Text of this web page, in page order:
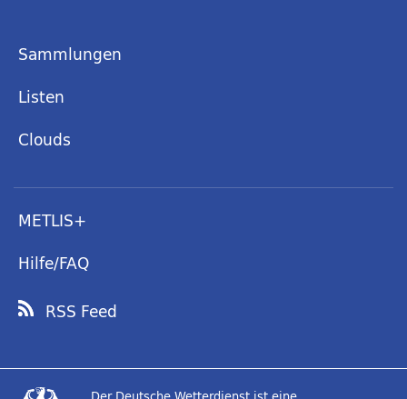
Sammlungen
Listen
Clouds
METLIS+
Hilfe/FAQ
RSS Feed